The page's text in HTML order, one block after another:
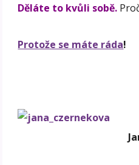
Děláte to kvůli sobě.
Protože se máte ráda!